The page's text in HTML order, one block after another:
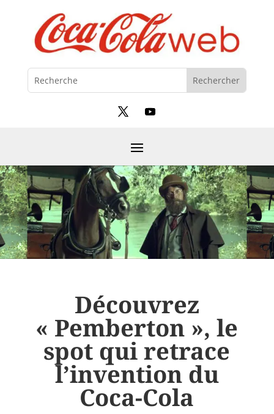
Découvrez
« Pemberton », le
spot qui retrace
l’invention du
Coca-Cola